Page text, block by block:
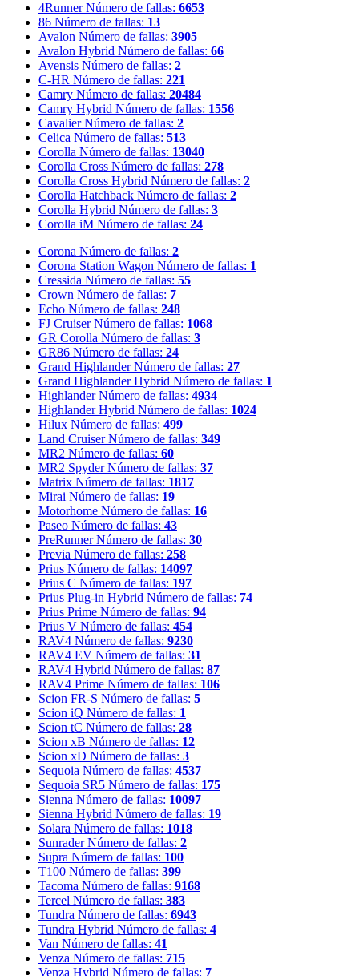
4Runner Número de fallas: 6653
86 Número de fallas: 13
Avalon Número de fallas: 3905
Avalon Hybrid Número de fallas: 66
Avensis Número de fallas: 2
C-HR Número de fallas: 221
Camry Número de fallas: 20484
Camry Hybrid Número de fallas: 1556
Cavalier Número de fallas: 2
Celica Número de fallas: 513
Corolla Número de fallas: 13040
Corolla Cross Número de fallas: 278
Corolla Cross Hybrid Número de fallas: 2
Corolla Hatchback Número de fallas: 2
Corolla Hybrid Número de fallas: 3
Corolla iM Número de fallas: 24
Corona Número de fallas: 2
Corona Station Wagon Número de fallas: 1
Cressida Número de fallas: 55
Crown Número de fallas: 7
Echo Número de fallas: 248
FJ Cruiser Número de fallas: 1068
GR Corolla Número de fallas: 3
GR86 Número de fallas: 24
Grand Highlander Número de fallas: 27
Grand Highlander Hybrid Número de fallas: 1
Highlander Número de fallas: 4934
Highlander Hybrid Número de fallas: 1024
Hilux Número de fallas: 499
Land Cruiser Número de fallas: 349
MR2 Número de fallas: 60
MR2 Spyder Número de fallas: 37
Matrix Número de fallas: 1817
Mirai Número de fallas: 19
Motorhome Número de fallas: 16
Paseo Número de fallas: 43
PreRunner Número de fallas: 30
Previa Número de fallas: 258
Prius Número de fallas: 14097
Prius C Número de fallas: 197
Prius Plug-in Hybrid Número de fallas: 74
Prius Prime Número de fallas: 94
Prius V Número de fallas: 454
RAV4 Número de fallas: 9230
RAV4 EV Número de fallas: 31
RAV4 Hybrid Número de fallas: 87
RAV4 Prime Número de fallas: 106
Scion FR-S Número de fallas: 5
Scion iQ Número de fallas: 1
Scion tC Número de fallas: 28
Scion xB Número de fallas: 12
Scion xD Número de fallas: 3
Sequoia Número de fallas: 4537
Sequoia SR5 Número de fallas: 175
Sienna Número de fallas: 10097
Sienna Hybrid Número de fallas: 19
Solara Número de fallas: 1018
Sunrader Número de fallas: 2
Supra Número de fallas: 100
T100 Número de fallas: 399
Tacoma Número de fallas: 9168
Tercel Número de fallas: 383
Tundra Número de fallas: 6943
Tundra Hybrid Número de fallas: 4
Van Número de fallas: 41
Venza Número de fallas: 715
Venza Hybrid Número de fallas: 7